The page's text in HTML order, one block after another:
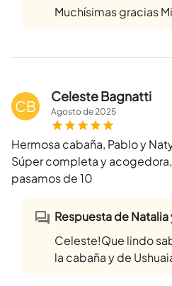
Muchísimas gracias
CB
Celeste Bagnatti
Agostode2025
Hermosa cabaña, Pablo y
Súper completa y
pasamos de 10
Respuesta de Natalia
Celeste!Que lindo
la cabaña y de